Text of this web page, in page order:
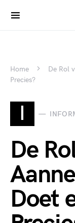
Home
De Rol
Precies?
I
De
Doet